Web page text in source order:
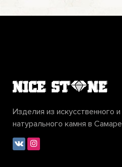
Изделия из искусственного и
натурального камня в Самаре